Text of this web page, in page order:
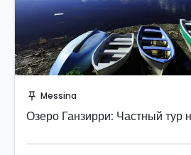
push_pin Messina
Озеро Ганзирри: Частный тур